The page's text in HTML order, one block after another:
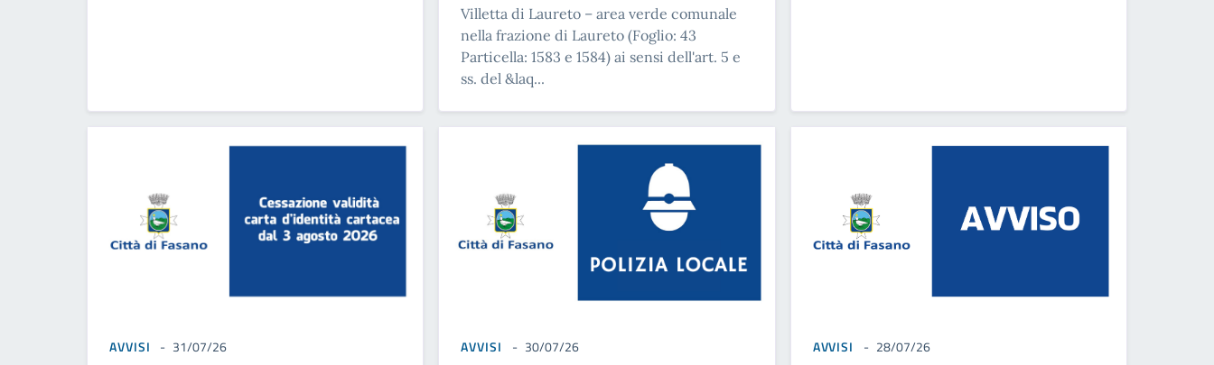
Villetta di Laureto – area verde comunale
nella frazione di Laureto (Foglio: 43
Particella: 1583 e 1584) ai sensi dell'art. 5 e
ss. del &laq...
AVVISI 31/07/26 AVVISI 30/07/26 AVVISI 28/07/26